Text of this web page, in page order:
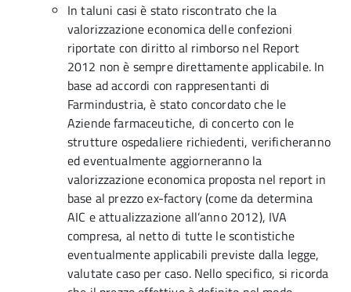
In taluni casi è stato riscontrato che la
valorizzazione economica delle confezioni
riportate con diritto al rimborso nel Report
2012 non è sempre direttamente applicabile. In
base ad accordi con rappresentanti di
Farmindustria, è stato concordato che le
Aziende farmaceutiche, di concerto con le
strutture ospedaliere richiedenti, verificheranno
ed eventualmente aggiorneranno la
valorizzazione economica proposta nel report in
base al prezzo ex-factory (come da determina
AIC e attualizzazione all’anno 2012), IVA
compresa, al netto di tutte le scontistiche
eventualmente applicabili previste dalla legge,
valutate caso per caso. Nello specifico, si ricorda